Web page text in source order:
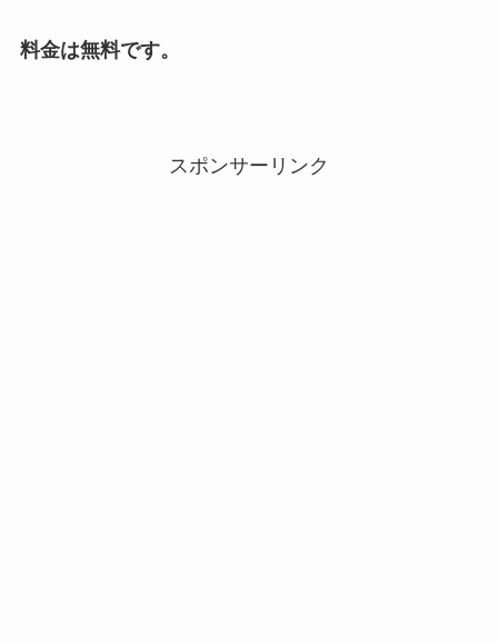
料金は無料です。
スポンサーリンク